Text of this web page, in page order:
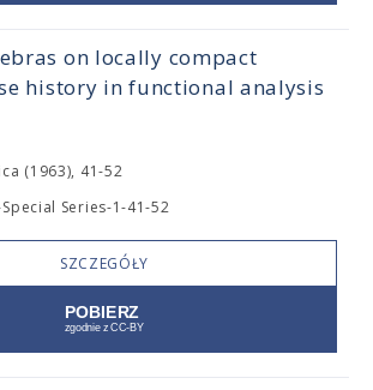
on locally compact
history in functional analysis
(1963), 41-52
Series-1-41-52
SZCZEGÓŁY